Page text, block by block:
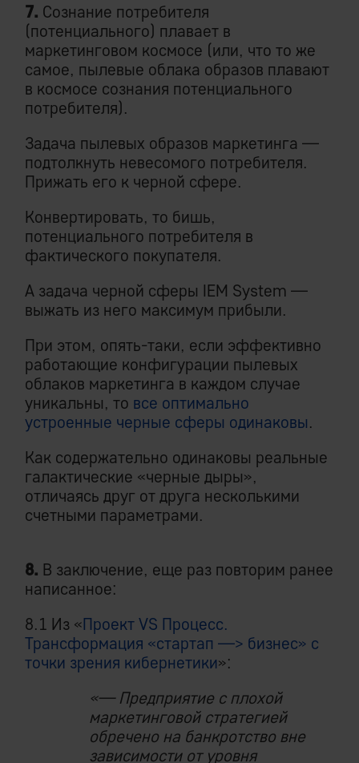
7. Сознание потребителя
(потенциального) плавает в
маркетинговом космосе (или, что то же
самое, пылевые облака образов плавают
в космосе сознания потенциального
потребителя).
Задача пылевых образов маркетинга —
подтолкнуть невесомого потребителя.
Прижать его к черной сфере.
Конвертировать, то бишь,
потенциального потребителя в
фактического покупателя.
А задача черной сферы IEM System —
выжать из него максимум прибыли.
При этом, опять-таки, если эффективно
работающие конфигурации пылевых
облаков маркетинга в каждом случае
уникальны, то все оптимально
устроенные черные сферы одинаковы.
Как содержательно одинаковы реальные
галактические «черные дыры»,
отличаясь друг от друга несколькими
счетными параметрами.
8. В заключение, еще раз повторим ранее
написанное:
8.1 Из «Проект VS Процесс.
Трансформация «стартап —> бизнес» с
точки зрения кибернетики»:
«— Предприятие с плохой
маркетинговой стратегией
обречено на банкротство вне
зависимости от уровня